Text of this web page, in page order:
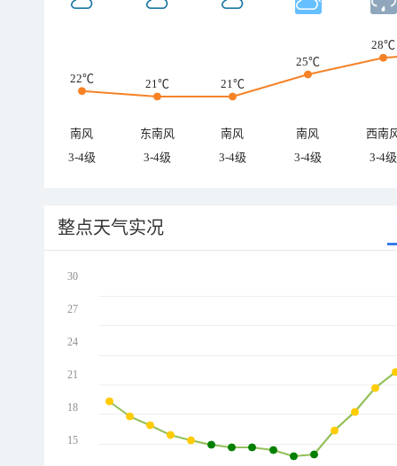
22℃ 21℃ 21℃
25℃
28℃
南风 东南风 南风 南风
西南
3-4级
3-4级 3-4级 3-4级 3-4级
整点天气实况
30
27
24
21
18
15